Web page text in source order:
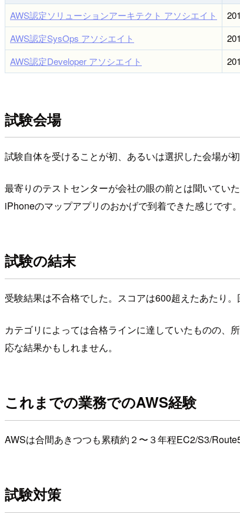
AWS認定ソリューションアーキテクト アソシエイト
AWS認定SysOps アソシエイト
AWS認定Developer アソシエイト
試験会場
試験自体を受けることが初、あるいは選択した会場が
最寄りのテストセンターが会社の眼の前とは聞いてい
iPhoneのマップアプリのおかげで到着できた感じです。
試験の結末
受験結果は不合格でした。スコアは600超えたあたり
カテゴリによっては合格ラインに達していたものの、
応な結果かもしれません。
これまでの業務でのAWS経験
AWSは合間あきつつも累積約２〜３年程EC2/S3/
試験対策